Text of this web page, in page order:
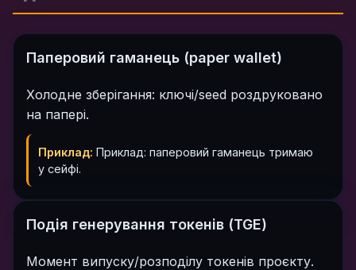
Паперовий гаманець (paper wallet)
Холодне зберігання: ключі/seed роздруковано
на папері.
Приклад: Приклад: паперовий гаманець тримаю
у сейфі.
Подія генерування токенів (TGE)
Момент випуску/розподілу токенів проєкту.